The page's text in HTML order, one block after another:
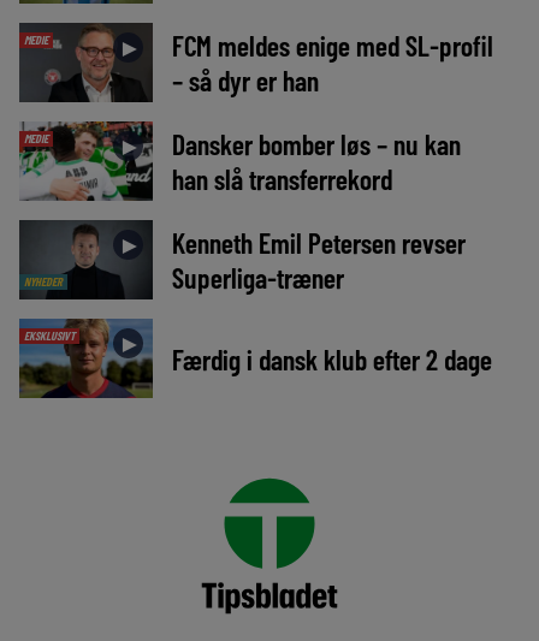
MEDIE ►
FCM meldes enige med SL-profil
– så dyr er han
MEDIE ►
Dansker bomber løs – nu kan
han slå transferrekord
NYHEDER
►
Kenneth Emil Petersen revser
Superliga-træner
EKSKLUSIVT ► Færdig i dansk klub efter 2 dage